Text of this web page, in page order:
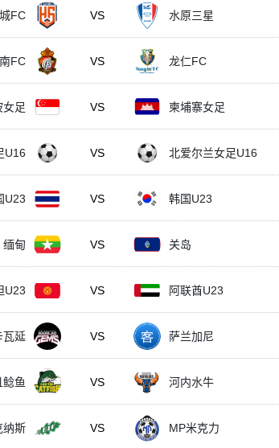
FC VS 水原三星
FC VS 龙仁FC
女足 VS 柬埔寨女足
U16 VS 北爱尔兰女足U16
U23 VS 韩国U23
缅甸 VS 关岛
U23 VS 阿联酋U23
瓦延 VS 萨兰加尼
鲶鱼 VS 河内水牛
纳斯 VS MP米克力